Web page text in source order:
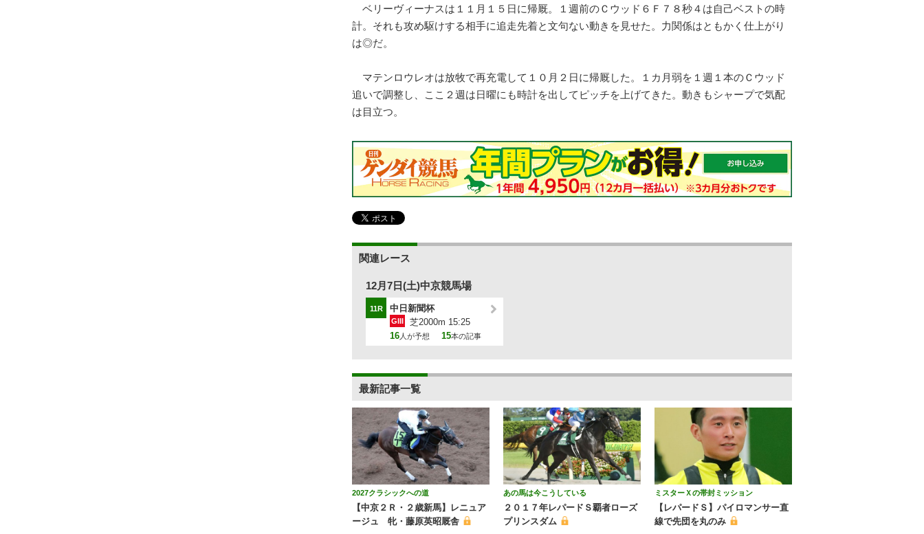
ベリーヴィーナスは１１月１５日に帰厩。１週前のＣウッド６Ｆ７８秒４は自己ベストの時
計。それも攻め駆けする相手に追走先着と文句ない動きを見せた。力関係はともかく仕上がり
は◎だ。
マテンロウレオは放牧で再充電して１０月２日に帰厩した。１カ月弱を１週１本のＣウッド
追いで調整し、ここ２週は日曜にも時計を出してピッチを上げてきた。動きもシャープで気配
は目立つ。
関連レース
12月7日(土)中京競馬場
11R 中日新聞杯
GIII
芝2000m 15:25
16 人が予想 15本の記事
最新記事一覧
2027クラシックへの道
【中京２Ｒ・２歳新馬】レニュア
ージュ 牝・藤原英昭厩舎
あの馬は今こうしている
２０１７年レパードＳ覇者ローズ
プリンスダム
ミスターＸの帯封ミッション
【レパードＳ】パイロマンサー直
線で先団を丸のみ